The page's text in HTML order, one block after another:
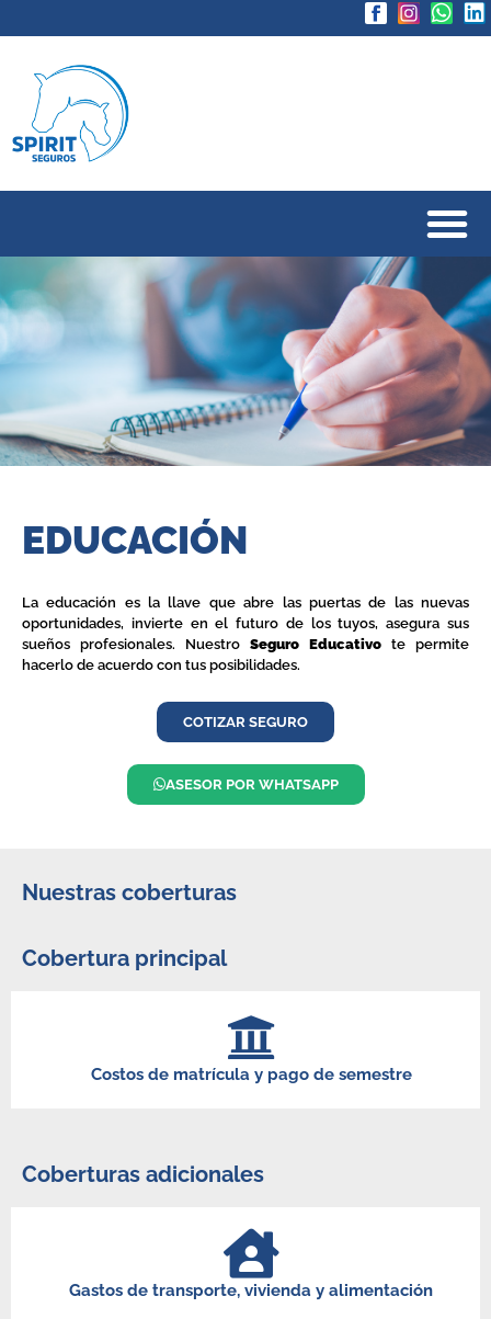
EDUCACIÓN
La educación es la llave que abre las puertas de las nuevas
oportunidades, invierte en el futuro de los tuyos, asegura sus
sueños profesionales. Nuestro Seguro Educativo te permite
hacerlo de acuerdo con tus posibilidades.
COTIZAR SEGURO
ASESOR POR WHATSAPP
Nuestras coberturas
Cobertura principal
Costos de matrícula y pago de semestre
Coberturas adicionales
Gastos de transporte, vivienda y alimentación